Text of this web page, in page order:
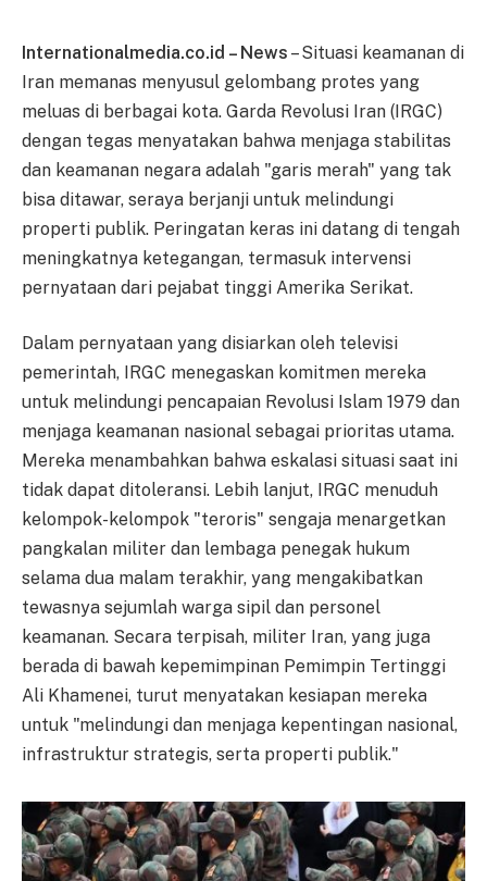
Internationalmedia.co.id – News – Situasi keamanan di
Iran memanas menyusul gelombang protes yang
meluas di berbagai kota. Garda Revolusi Iran (IRGC)
dengan tegas menyatakan bahwa menjaga stabilitas
dan keamanan negara adalah "garis merah" yang tak
bisa ditawar, seraya berjanji untuk melindungi
properti publik. Peringatan keras ini datang di tengah
meningkatnya ketegangan, termasuk intervensi
pernyataan dari pejabat tinggi Amerika Serikat.
Dalam pernyataan yang disiarkan oleh televisi
pemerintah, IRGC menegaskan komitmen mereka
untuk melindungi pencapaian Revolusi Islam 1979 dan
menjaga keamanan nasional sebagai prioritas utama.
Mereka menambahkan bahwa eskalasi situasi saat ini
tidak dapat ditoleransi. Lebih lanjut, IRGC menuduh
kelompok-kelompok "teroris" sengaja menargetkan
pangkalan militer dan lembaga penegak hukum
selama dua malam terakhir, yang mengakibatkan
tewasnya sejumlah warga sipil dan personel
keamanan. Secara terpisah, militer Iran, yang juga
berada di bawah kepemimpinan Pemimpin Tertinggi
Ali Khamenei, turut menyatakan kesiapan mereka
untuk "melindungi dan menjaga kepentingan nasional,
infrastruktur strategis, serta properti publik."